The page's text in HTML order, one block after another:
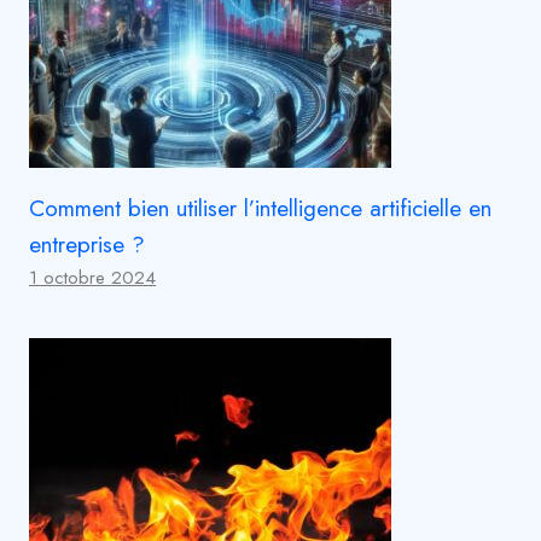
Comment bien utiliser l’intelligence artificielle en
entreprise ?
1 octobre 2024